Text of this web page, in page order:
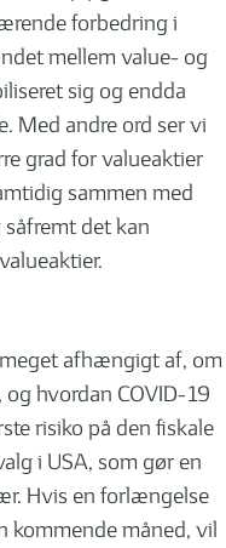
forbedring i
mellem value- og
sig og endda
Med andre ord ser vi
grad for valueaktier
sammen med
det kan
afhængigt af, om
hvordan COVID-19
risiko på den fiskale
i USA, som gør en
Hvis en forlængelse
kommende måned, vil